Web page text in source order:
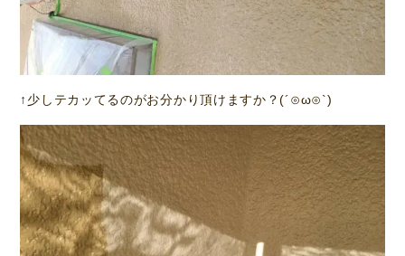
↑少しテカッてるのがお分かり頂けますか？(´⊙ω⊙`)